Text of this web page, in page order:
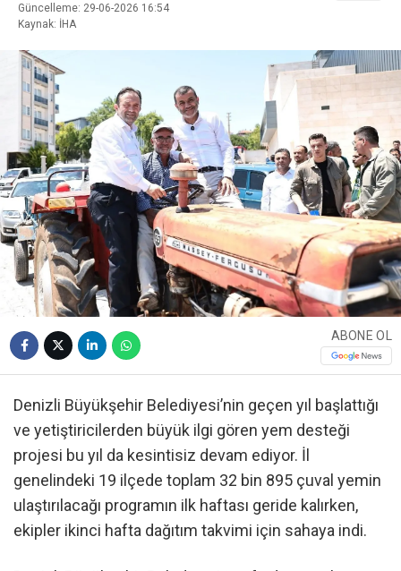
Güncelleme: 29-06-2026 16:54
Kaynak: İHA
ABONE OL
Denizli Büyükşehir Belediyesi’nin geçen yıl başlattığı
ve yetiştiricilerden büyük ilgi gören yem desteği
projesi bu yıl da kesintisiz devam ediyor. İl
genelindeki 19 ilçede toplam 32 bin 895 çuval yemin
ulaştırılacağı programın ilk haftası geride kalırken,
ekipler ikinci hafta dağıtım takvimi için sahaya indi.